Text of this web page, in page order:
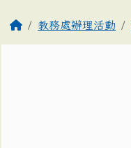
教務處辦理活動